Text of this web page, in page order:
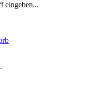
eingeben...